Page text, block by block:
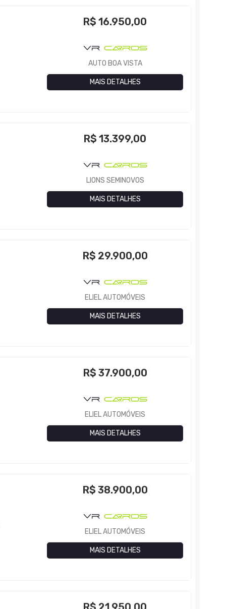
R$16.950,00
AUTO BOA VISTA
MAIS DETALHES
R$13.399,00
LIONS SEMINOVOS
MAIS DETALHES
R$ 29.900,00
ELIEL AUTOMÓVEIS
MAIS DETALHES
R$ 37.900,00
ELIEL AUTOMÓVEIS
MAIS DETALHES
R$ 38.900,00
ELIEL AUTOMÓVEIS
MAIS DETALHES